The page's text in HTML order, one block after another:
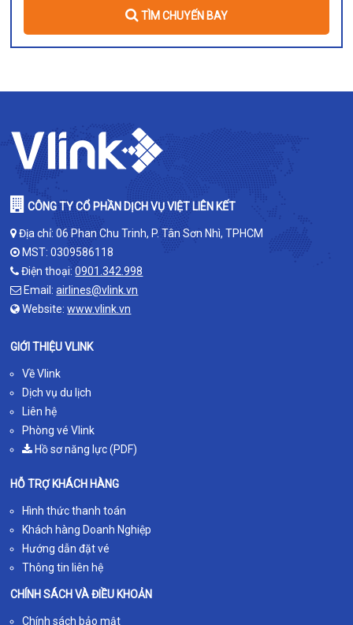
TÌM CHUYẾN BAY
CÔNG TY CỔ PHẦN DỊCH VỤ VIỆT LIÊN KẾT
Địa chỉ: 06 Phan Chu Trinh, P. Tân Sơn Nhì, TPHCM
MST: 0309586118
Điện thoại:0901.342.998
Email:airlines@vlink.vn
Website:www.vlink.vn
GIỚI THIỆU VLINK
Về Vlink
Dịch vụ du lịch
Liên hệ
Phòng vé Vlink
Hồ sơ năng lực (PDF)
HỖ TRỢ KHÁCH HÀNG
Hình thức thanh toán
Khách hàng Doanh Nghiệp
Hướng dẫn đặt vé
Thông tin liên hệ
CHÍNH SÁCH VÀ ĐIỀU KHOẢN
Chính sách bảo mật